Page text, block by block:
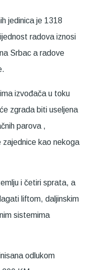
jedinica je 1318
radova iznosi
Srbac a radove
izvođača u toku
zgrada biti useljena
parova ,
zajednice kao nekoga
i četiri sprata, a
liftom, daljinskim
sistemima
odlukom